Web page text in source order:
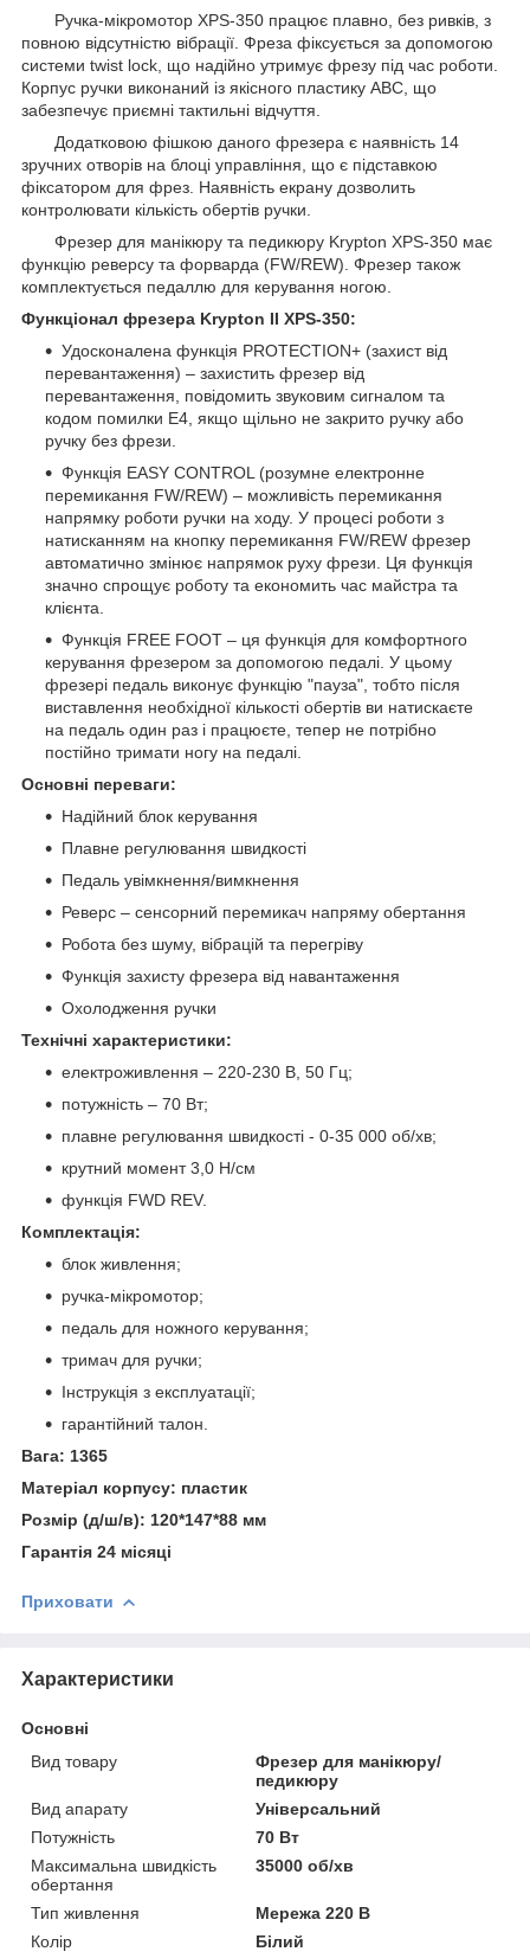
Ручка-мікромотор XPS-350 працює плавно, без ривків, з
повною відсутністю вібрації. Фреза фіксується за допомогою
системи twist lock, що надійно утримує фрезу під час роботи.
Корпус ручки виконаний із якісного пластику ABC, що
забезпечує приємні тактильні відчуття.
Додатковою фішкою даного фрезера є наявність 14
зручних отворів на блоці управління, що є підставкою
фіксатором для фрез. Наявність екрану дозволить
контролювати кількість обертів ручки.
Фрезер для манікюру та педикюру Krypton XPS-350 має
функцію реверсу та форварда (FW/REW). Фрезер також
комплектується педаллю для керування ногою.
Функціонал фрезера Krypton II XPS-350:
Удосконалена функція PROTECTION+ (захист від
перевантаження) – захистить фрезер від
перевантаження, повідомить звуковим сигналом та
кодом помилки E4, якщо щільно не закрито ручку або
ручку без фрези.
Функція EASY CONTROL (розумне електронне
перемикання FW/REW) – можливість перемикання
напрямку роботи ручки на ходу. У процесі роботи з
натисканням на кнопку перемикання FW/REW фрезер
автоматично змінює напрямок руху фрези. Ця функція
значно спрощує роботу та економить час майстра та
клієнта.
Функція FREE FOOT – ця функція для комфортного
керування фрезером за допомогою педалі. У цьому
фрезері педаль виконує функцію "пауза", тобто після
виставлення необхідної кількості обертів ви натискаєте
на педаль один раз і працюєте, тепер не потрібно
постійно тримати ногу на педалі.
Основні переваги:
Надійний блок керування
Плавне регулювання швидкості
Педаль увімкнення/вимкнення
Реверс – сенсорний перемикач напряму обертання
Робота без шуму, вібрацій та перегріву
Функція захисту фрезера від навантаження
Охолодження ручки
Технічні характеристики:
електроживлення – 220-230 В, 50 Гц;
потужність – 70 Вт;
плавне регулювання швидкості - 0-35 000 об/хв;
крутний момент 3,0 Н/см
функція FWD REV.
Комплектація:
блок живлення;
ручка-мікромотор;
педаль для ножного керування;
тримач для ручки;
Інструкція з експлуатації;
гарантійний талон.
Вага: 1365
Матеріал корпусу: пластик
Розмір (д/ш/в): 120*147*88 мм
Гарантія 24 місяці
Приховати
Характеристики
Основні
Вид товару
Фрезер для манікюру/
педикюру
Вид апарату
Універсальний
Потужність
70 Вт
Максимальна швидкість
обертання
35000 об/хв
Тип живлення
Мережа 220 В
Колір
Білий